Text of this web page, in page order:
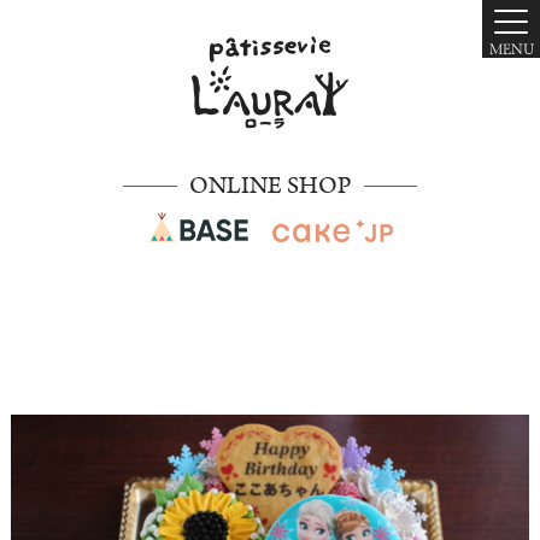
ONLINE SHOP
MENU